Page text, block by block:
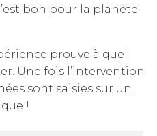
bon pour la planète.
prouve à quel
Une fois l’intervention
sont saisies sur un
!